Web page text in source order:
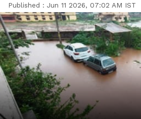
Published : Jun 11 2026, 07:02 AM IST